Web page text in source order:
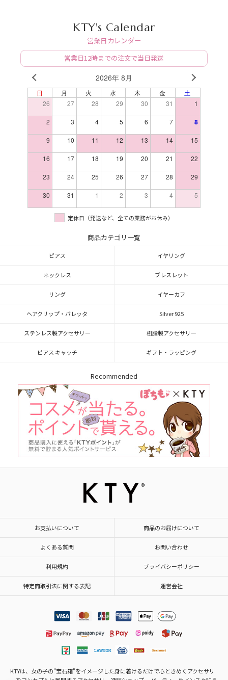
KTY's Calendar
営業日カレンダー
営業日12時までの注文で当日発送
2026年 8月 NEXT
日 月 火 水 木 金
土
26
27 28 29 30 31 1
2 3 4 5 6 7 8
9 10 11 12 13 14 15
16 17 18 19 20 21 22
23 24 25 26 27 28 29
30 31 1 2 3 4 5
定休日（発送など、全ての業務がお休み）
商品カテゴリ一覧
ピアス イヤリング
ネックレス ブレスレット
リング イヤーカフ
ヘアクリップ・バレッタ Silver 925
ステンレス製アクセサリー 樹脂製アクセサリー
ピアス キャッチ ギフト・ラッピング
Recommended
お支払いについて 商品のお届けについて
よくある質問 お問い合わせ
利用規約 プライバシーポリシー
特定商取引法に関する表記 運営会社
KTYは、女の子の"宝石箱"をイメージした身に着けるだけで心ときめくアクセサリ